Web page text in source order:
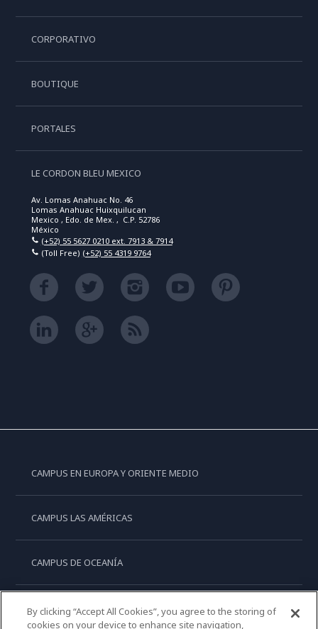
CORPORATIVO
BOUTIQUE
PORTALES
LE CORDON BLEU MEXICO
Av. Lomas Anahuac No. 46
Lomas Anahuac Huixquilucan
Mexico , Edo. de Mex. , C.P. 52786
México
(+52) 55 5627 0210 ext. 7913 & 7914
(Toll Free) (+52) 55 4319 9764
CAMPUS EN EUROPA Y ORIENTE MEDIO
CAMPUS LAS AMÉRICAS
CAMPUS DE OCEANÍA
CAMPUS DE ASIA
By clicking “Accept All Cookies”, you agree to the storing of
cookies on your device to enhance site navigation,